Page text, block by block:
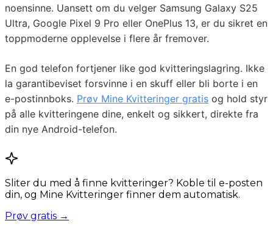
noensinne. Uansett om du velger Samsung Galaxy S25
Ultra, Google Pixel 9 Pro eller OnePlus 13, er du sikret en
toppmoderne opplevelse i flere år fremover.
En god telefon fortjener like god kvitteringslagring. Ikke
la garantibeviset forsvinne i en skuff eller bli borte i en
e-postinnboks. Prøv Mine Kvitteringer gratis og hold styr
på alle kvitteringene dine, enkelt og sikkert, direkte fra
din nye Android-telefon.
Sliter du med å finne kvitteringer? Koble til e-posten
din, og Mine Kvitteringer finner dem automatisk.
Prøv gratis →